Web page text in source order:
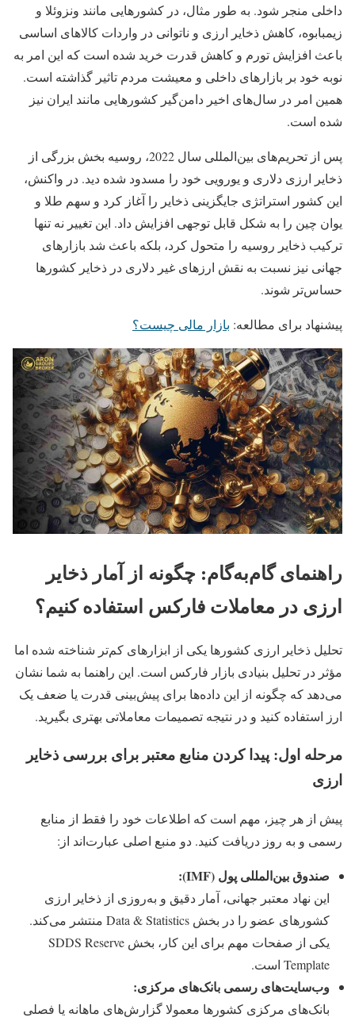
داخلی منجر شود. به طور مثال، در کشورهایی مانند ونزوئلا و
زیمبابوه، کاهش ذخایر ارزی و ناتوانی در واردات کالاهای اساسی
باعث افزایش تورم و کاهش قدرت خرید شده است که این امر به
نوبه خود بر بازارهای داخلی و معیشت مردم تاثیر گذاشته است.
همین امر در سال‌های اخیر دامن‌گیر کشورهایی مانند ایران نیز
شده است.
پس از تحریم‌های بین‌المللی سال 2022، روسیه بخش بزرگی از
ذخایر ارزی دلاری و یورویی خود را مسدود شده دید. در واکنش،
این کشور استراتژی جایگزینی ذخایر را آغاز کرد و سهم طلا و
یوان چین را به شکل قابل توجهی افزایش داد. این تغییر نه تنها
ترکیب ذخایر روسیه را متحول کرد، بلکه باعث شد بازارهای
جهانی نیز نسبت به نقش ارزهای غیر دلاری در ذخایر کشورها
حساس‌تر شوند.
پیشنهاد برای مطالعه: بازار مالی چیست؟
راهنمای گام‌به‌گام: چگونه از آمار ذخایر
ارزی در معاملات فارکس استفاده کنیم؟
تحلیل ذخایر ارزی کشورها یکی از ابزارهای کم‌تر شناخته شده اما
مؤثر در تحلیل بنیادی بازار فارکس است. این راهنما به شما نشان
می‌دهد که چگونه از این داده‌ها برای پیش‌بینی قدرت یا ضعف یک
ارز استفاده کنید و در نتیجه تصمیمات معاملاتی بهتری بگیرید.
مرحله اول: پیدا کردن منابع معتبر برای بررسی ذخایر
ارزی
پیش از هر چیز، مهم است که اطلاعات خود را فقط از منابع
رسمی و به روز دریافت کنید. دو منبع اصلی عبارت‌اند از:
صندوق بین‌المللی پول (IMF):
این نهاد معتبر جهانی، آمار دقیق و به‌روزی از ذخایر ارزی
کشورهای عضو را در بخش Data & Statistics منتشر می‌کند.
یکی از صفحات مهم برای این کار، بخش SDDS Reserve
Template است.
وب‌سایت‌های رسمی بانک‌های مرکزی:
بانک‌های مرکزی کشورها معمولا گزارش‌های ماهانه یا فصلی